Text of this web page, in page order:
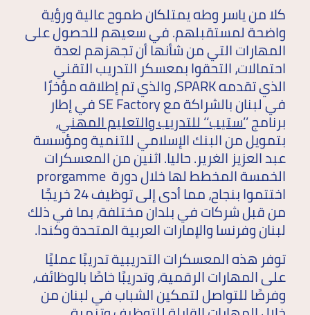
كلا من ياسر وطه يمتلكان طموح عالية ورؤية
واضحة لمستقبلهم. في سعيهم للحصول على
المهارات التي من شأنها أن تجهزهم لعدة
احتمالات، التحقوا بمعسكر التدريب التقني
الذي تقدمه SPARK، والذي تم إطلاقه مؤخرًا
في لبنان بالشراكة مع SE Factory في إطار
برنامج ’’ستيب‘‘ للتدريب والتعليم المهني،
بتمويل من البنك الإسلامي للتنمية ومؤسسة
عبد العزيز الغرير. حاليا. اثنين من المعسكرات
الخمسة المخطط لها خلال دورة prorgamme
اختتموا بنجاح، مما أدى إلى توظيف 24 خريجًا
من قبل شركات في بلدان مختلفة، بما في ذلك
لبنان وفرنسا والإمارات العربية المتحدة وكندا.
توفر هذه المعسكرات التدريبية تدريبًا عمليًا
على المهارات الرقمية، وتدريبًا خاصًا بالوظائف،
وفرصًا للتواصل لتمكين الشباب في لبنان من